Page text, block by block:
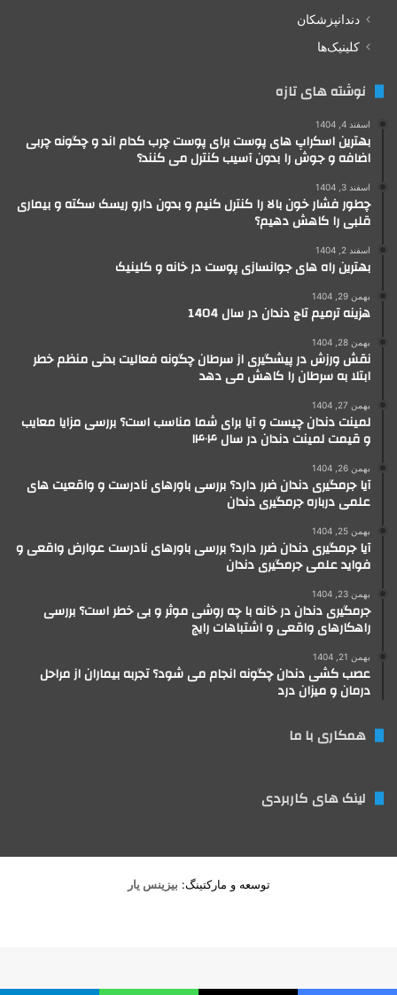
دندانپزشکان
کلینیک‌ها
نوشته های تازه
اسفند 4, 1404
بهترین اسکراپ های پوست برای پوست چرب کدام اند و چگونه چربی
اضافه و جوش را بدون آسیب کنترل می کنند؟
اسفند 3, 1404
چطور فشار خون بالا را کنترل کنیم و بدون دارو ریسک سکته و بیماری
قلبی را کاهش دهیم؟
اسفند 2, 1404
بهترین راه های جوانسازی پوست در خانه و کلینیک
بهمن 29, 1404
هزینه ترمیم تاج دندان در سال 1404
بهمن 28, 1404
نقش ورزش در پیشگیری از سرطان چگونه فعالیت بدنی منظم خطر
ابتلا به سرطان را کاهش می دهد
بهمن 27, 1404
لمینت دندان چیست و آیا برای شما مناسب است؟ بررسی مزایا معایب
و قیمت لمینت دندان در سال ۱۴۰۴
بهمن 26, 1404
آیا جرمگیری دندان ضرر دارد؟ بررسی باورهای نادرست و واقعیت های
علمی درباره جرمگیری دندان
بهمن 25, 1404
آیا جرمگیری دندان ضرر دارد؟ بررسی باورهای نادرست عوارض واقعی و
فواید علمی جرمگیری دندان
بهمن 23, 1404
جرمگیری دندان در خانه با چه روشی موثر و بی خطر است؟ بررسی
راهکارهای واقعی و اشتباهات رایج
بهمن 21, 1404
عصب کشی دندان چگونه انجام می شود؟ تجربه بیماران از مراحل
درمان و میزان درد
همکاری با ما
لینک های کاربردی
توسعه و مارکتینگ: بیزینس یار